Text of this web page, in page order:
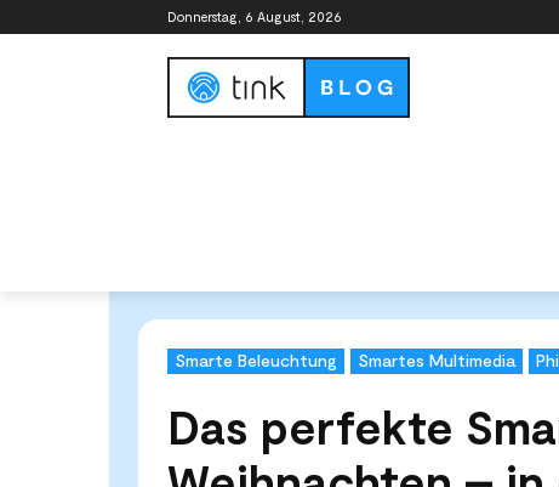
Donnerstag, 6 August, 2026
Smarte Beleuchtung Smartes Multimedia
Das perfekte